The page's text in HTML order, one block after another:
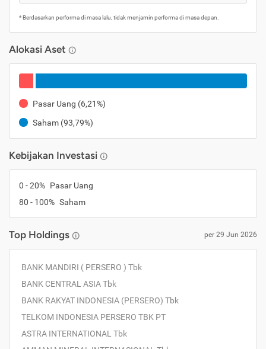
* Berdasarkan performa di masa lalu, tidak menjamin performa di masa depan.
Alokasi Aset
Pasar Uang (6,21%)
Saham (93,79%)
Kebijakan Investasi
0 -20% Pasar Uang
80 - 100% Saham
Top Holdings per 29 Jun 2026
BANK MANDIRI ( PERSERO ) Tbk
BANK CENTRAL ASIA Tbk
BANK RAKYAT INDONESIA (PERSERO) Tbk
TELKOM INDONESIA PERSERO TBK PT
ASTRA INTERNATIONAL Tbk